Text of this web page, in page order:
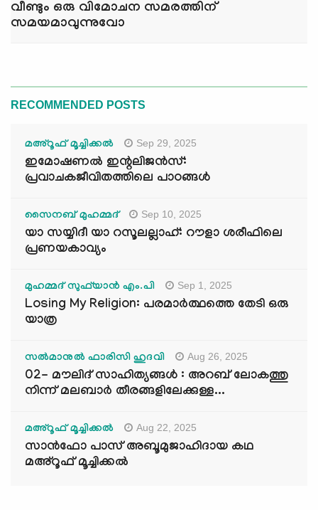
വീണ്ടും ഒരു വിമോചന സമരത്തിന്
സമയമാവുന്നുവോ
RECOMMENDED POSTS
മഅ്റൂഫ് മൂച്ചിക്കല്‍ Sep 29, 2025
ഇമോഷണൽ ഇന്റലിജൻസ്:
പ്രവാചകജീവിതത്തിലെ പാഠങ്ങൾ
സൈനബ് മുഹമ്മദ് Sep 10, 2025
യാ സയ്യിദീ യാ റസൂലല്ലാഹ്: റൗളാ ശരീഫിലെ
പ്രണയകാവ്യം
മുഹമ്മദ് സുഫ്‌യാൻ എം.പി Sep 1, 2025
Losing My Religion: പരമാർത്ഥത്തെ തേടി ഒരു
യാത്ര
സൽമാനുൽ ഫാരിസി ഹുദവി Aug 26, 2025
02- മൗലിദ് സാഹിത്യങ്ങൾ : അറബ് ലോകത്തു
നിന്ന് മലബാർ തീരങ്ങളിലേക്കുള്ള...
മഅ്റൂഫ് മൂച്ചിക്കല്‍ Aug 22, 2025
സാൻഫോ പാസ് അബൂമുജാഹിദായ കഥ
മഅ്റൂഫ് മൂച്ചിക്കല്‍